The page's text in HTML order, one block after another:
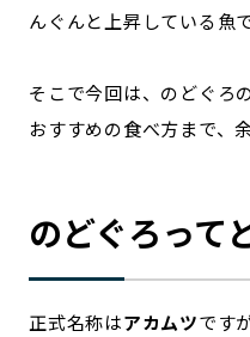
んぐんと上昇している魚
そこで今回は、のどぐろ
おすすめの食べ方まで、
のどぐろって
正式名称はアカムツです